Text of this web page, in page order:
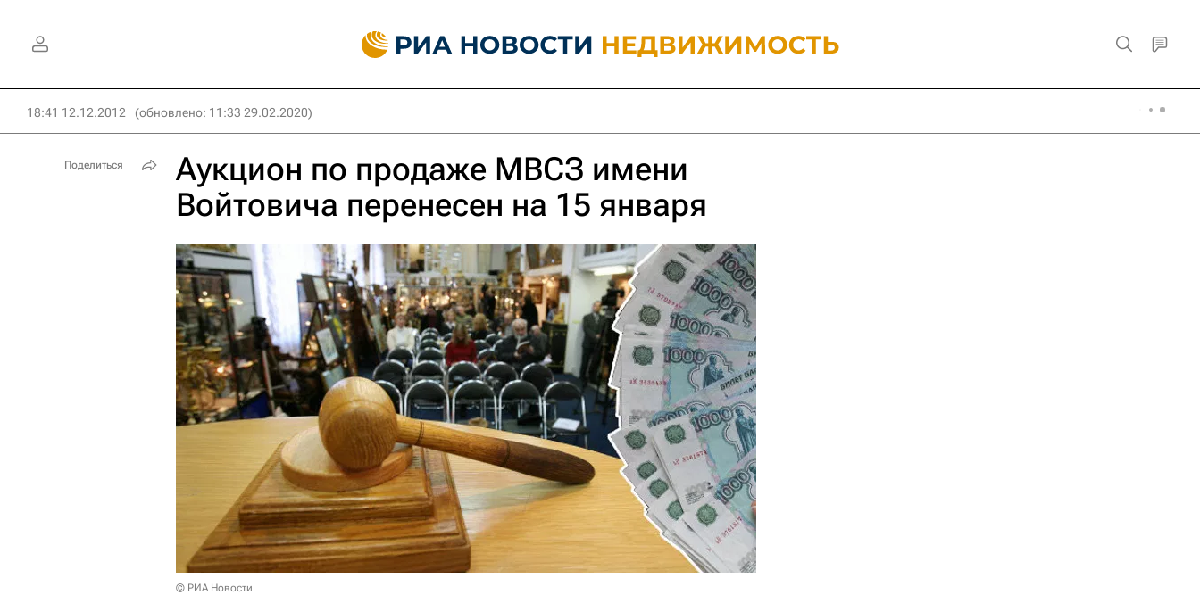
18:41 12.12.2012 (обновлено: 11:33 29.02.2020)
Аукцион по продаже МВСЗ имени
Войтовича перенесен на 15 января
© РИА Новости
Поделиться